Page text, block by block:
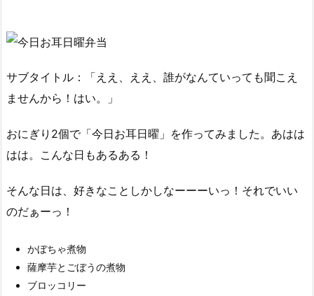
サブタイトル：「ええ、ええ、誰がなんていっても聞こえ
ませんから！はい。」
おにぎり2個で「今日お耳日曜」を作ってみました。あはは
はは。こんな日もあるある！
そんな日は、好きなことしかしなーーーいっ！それでいい
のだぁーっ！
かぼちゃ煮物
薩摩芋とごぼうの煮物
ブロッコリー